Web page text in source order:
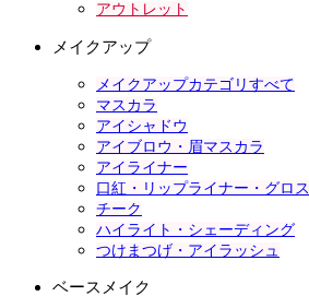
アウトレット
メイクアップ
メイクアップカテゴリすべて
マスカラ
アイシャドウ
アイブロウ・眉マスカラ
アイライナー
口紅・リップライナー・グロス
チーク
ハイライト・シェーディング
つけまつげ・アイラッシュ
ベースメイク